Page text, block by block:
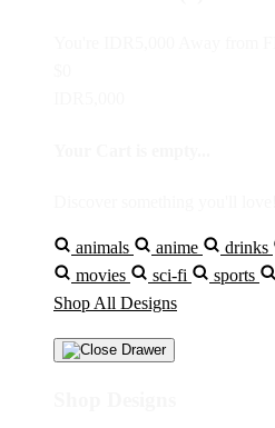
animals anime drinks
movies
sci-fi sports
Shop All Designs